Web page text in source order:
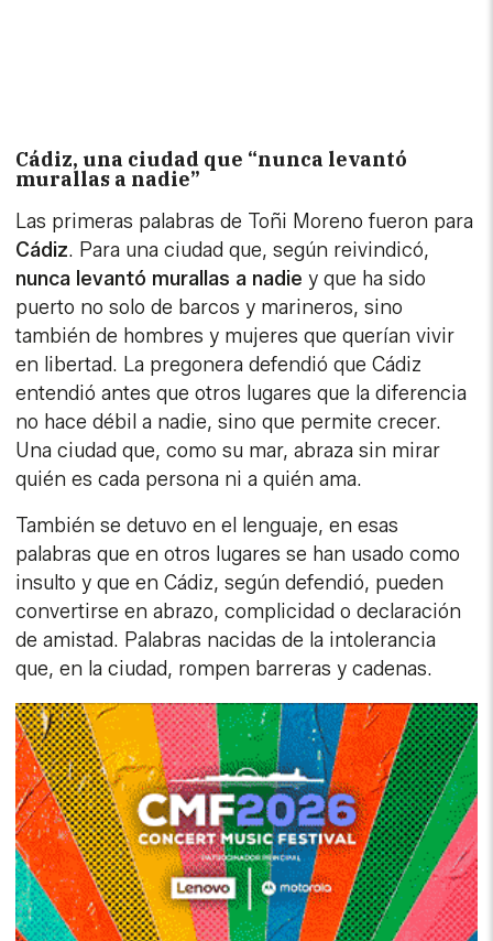
Cádiz, una ciudad que “nunca levantó
murallas a nadie”
Las primeras palabras de Toñi Moreno fueron para
Cádiz. Para una ciudad que, según reivindicó,
nunca levantó murallas a nadie y que ha sido
puerto no solo de barcos y marineros, sino
también de hombres y mujeres que querían vivir
en libertad. La pregonera defendió que Cádiz
entendió antes que otros lugares que la diferencia
no hace débil a nadie, sino que permite crecer.
Una ciudad que, como su mar, abraza sin mirar
quién es cada persona ni a quién ama.
También se detuvo en el lenguaje, en esas
palabras que en otros lugares se han usado como
insulto y que en Cádiz, según defendió, pueden
convertirse en abrazo, complicidad o declaración
de amistad. Palabras nacidas de la intolerancia
que, en la ciudad, rompen barreras y cadenas.